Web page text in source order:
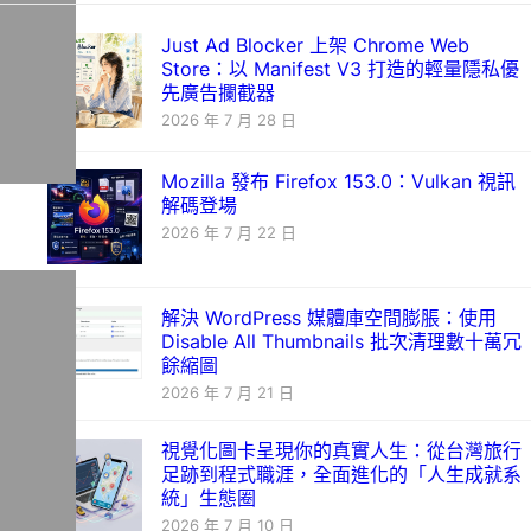
Just Ad Blocker 上架 Chrome Web
Store：以 Manifest V3 打造的輕量隱私優
先廣告攔截器
2026 年 7 月 28 日
Mozilla 發布 Firefox 153.0：Vulkan 視訊
解碼登場
2026 年 7 月 22 日
解決 WordPress 媒體庫空間膨脹：使用
Disable All Thumbnails 批次清理數十萬冗
餘縮圖
2026 年 7 月 21 日
視覺化圖卡呈現你的真實人生：從台灣旅行
足跡到程式職涯，全面進化的「人生成就系
統」生態圈
2026 年 7 月 10 日